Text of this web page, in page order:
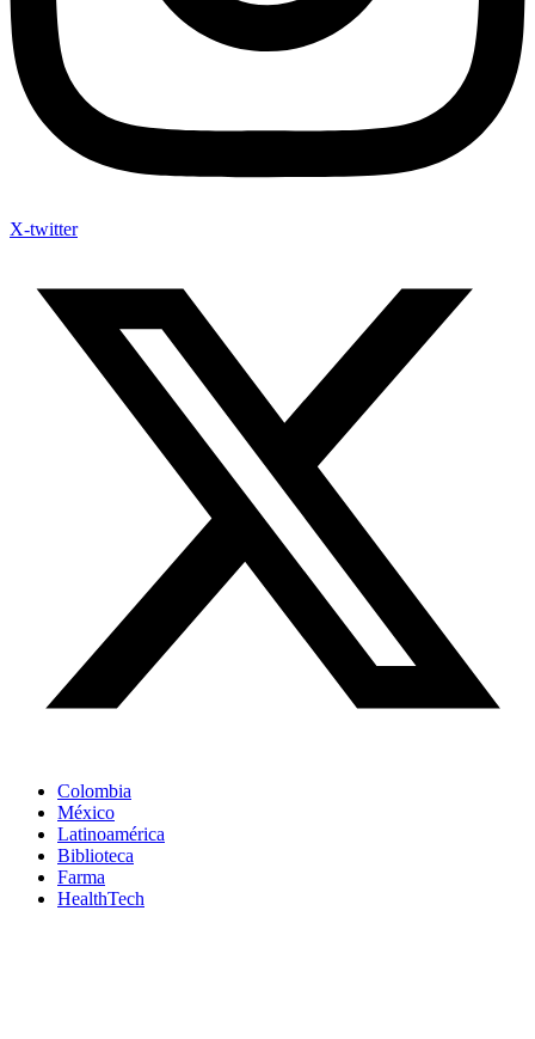
X-twitter
Colombia
México
Latinoamérica
Biblioteca
Farma
HealthTech